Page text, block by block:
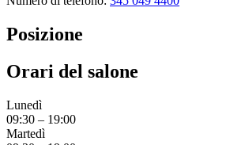
Posizione
Orari del salone
Lunedì
09:30 – 19:00
Martedì